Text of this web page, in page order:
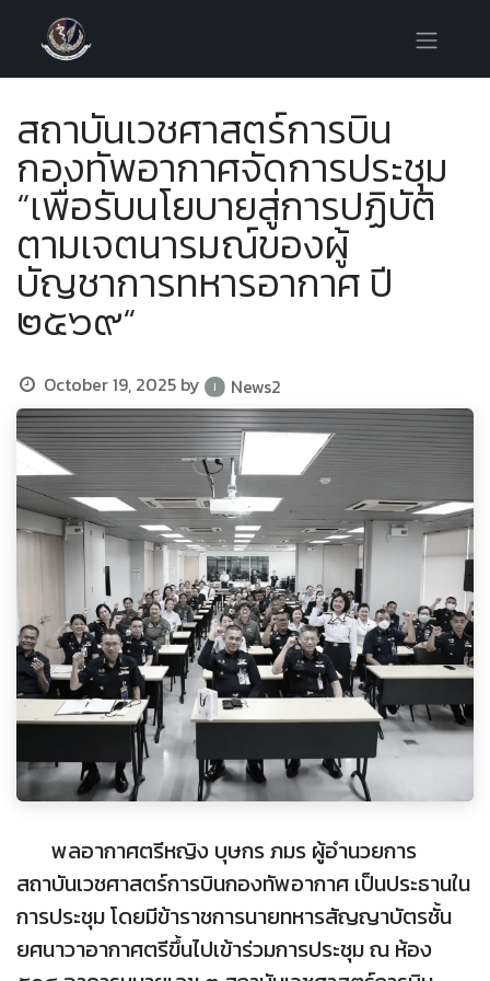
สถาบันเวชศาสตร์การบิน
กองทัพอากาศจัดการประชุม
“เพื่อรับนโยบายสู่การปฏิบัติ
ตามเจตนารมณ์ของผู้
บัญชาการทหารอากาศ ปี
๒๕๖๙“
October 19, 2025 by News2
พลอากาศตรีหญิง บุษกร ภมร ผู้อำนวยการ
สถาบันเวชศาสตร์การบินกองทัพอากาศ เป็นประธานใน
การประชุม โดยมีข้าราชการนายทหารสัญญาบัตรชั้น
ยศนาวาอากาศตรีขึ้นไปเข้าร่วมการประชุม ณ ห้อง